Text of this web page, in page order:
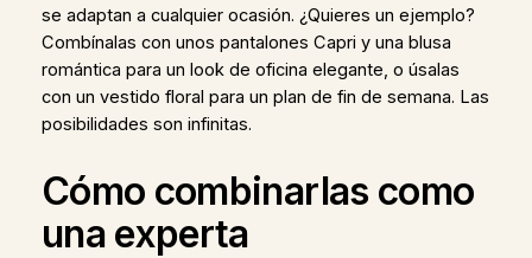
se adaptan a cualquier ocasión. ¿Quieres un ejemplo?
Combínalas con unos pantalones Capri y una blusa
romántica para un look de oficina elegante, o úsalas
con un vestido floral para un plan de fin de semana. Las
posibilidades son infinitas.
Cómo combinarlas como
una experta